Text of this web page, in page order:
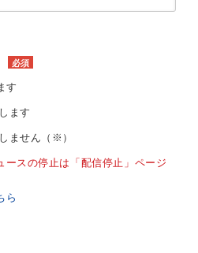
必須
す
ます
ません（※）
ースの停止は「配信停止」ページ
ら